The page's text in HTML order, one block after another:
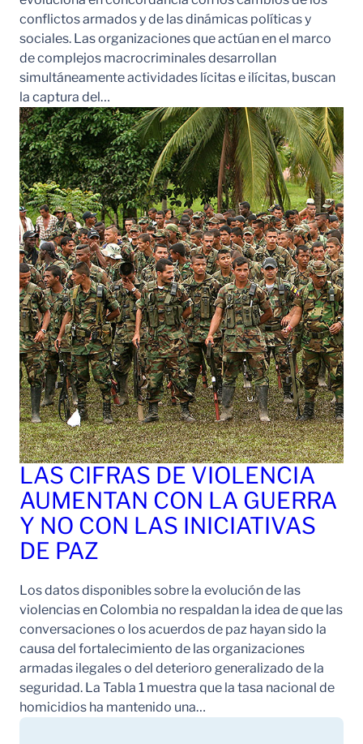
conflictos armados y de las dinámicas políticas y
sociales. Las organizaciones que actúan en el marco
de complejos macrocriminales desarrollan
simultáneamente actividades lícitas e ilícitas, buscan
la captura del…
LAS CIFRAS DE VIOLENCIA
AUMENTAN CON LA GUERRA
Y NO CON LAS INICIATIVAS
DE PAZ
Los datos disponibles sobre la evolución de las
violencias en Colombia no respaldan la idea de que las
conversaciones o los acuerdos de paz hayan sido la
causa del fortalecimiento de las organizaciones
armadas ilegales o del deterioro generalizado de la
seguridad. La Tabla 1 muestra que la tasa nacional de
homicidios ha mantenido una…